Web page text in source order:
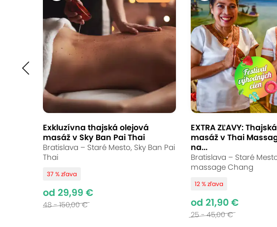
Thajská alebo
v Thai La Flora
Thai La Flora, Bratislava - Podunajské Biskupice(mapa)
9.6Vynikajúce hodnotenie
Vydajte sa na cestu plnú oddychu a harmónie!
uvoľní vaše svaly, zharmonizuje telo a pohladí
dokonalý relaxačný zážitok. Nechajte stres
Exkluzívna thajská olejová
masáž v Sky Ban Pai Thai
Bratislava – Staré Mesto, Sky Ban Pai
Thai
37 % zľava
od 29,99 €
48 - 150,00 €
EXTRA ZĽAVY:
masáž v Thai
na...
Bratislava – Staré
massage Chang
12 % zľava
od 21,90 €
25 - 45,00 €